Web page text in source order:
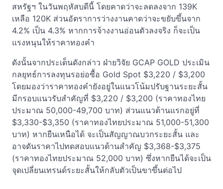
สหรัฐฯ ในวันพฤหัสบดีนี้ โดยคาดว่าจะลดลงจาก 139K
เหลือ 120K ส่วนอัตราการว่างงานคาดว่าจะขยับขึ้นจาก
4.2% เป็น 4.3% หากการจ้างงานอ่อนตัวลงจริง ก็จะเป็น
แรงหนุนให้ราคาทองคำ
ดังนั้นจากประเด็นดังกล่าว ฝ่ายวิจัย GCAP GOLD ประเมิน
กลยุทธ์การลงทุนรอย่อซื้อ Gold Spot $3,220 / $3,200
โดยมองว่าราคาทองคำยังอยู่ในแนวโน้มปรับฐานระยะสั้น
มีกรอบแนวรับสำคัญที่ $3,220 / $3,200 (ราคาทองไทย
ประมาณ 50,000-49,700 บาท) ส่วนแนวต้านแรกอยู่ที่
$3,330-$3,350 (ราคาทองไทยประมาณ 51,000-51,300
บาท) หากยืนเหนือได้ จะเป็นสัญญาณบวกระยะสั้น และ
อาจดันราคาไปทดสอบแนวต้านสำคัญ $3,368-$3,375
(ราคาทองไทยประมาณ 52,000 บาท) ซึ่งหากยืนได้จะเป็น
จุดเปลี่ยนเทรนด์ระยะสั้นให้กลับตัวเป็นขาขึ้นต่อไป